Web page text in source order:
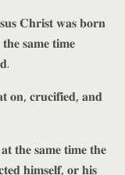
𝐂𝐡𝐫𝐢𝐬𝐭 𝐰𝐚𝐬 𝐛𝐨𝐫𝐧
𝐬𝐚𝐦𝐞 𝐭𝐢𝐦𝐞
𝐜𝐫𝐮𝐜𝐢𝐟𝐢𝐞𝐝, 𝐚𝐧𝐝
𝐭𝐡𝐞 𝐬𝐚𝐦𝐞 𝐭𝐢𝐦𝐞 𝐭𝐡𝐞
𝐡𝐢𝐦𝐬𝐞𝐥𝐟, 𝐨𝐫 𝐡𝐢𝐬